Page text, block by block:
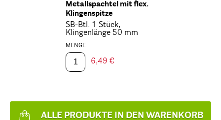
Metallspachtel mit flex.
Klingenspitze
SB-Btl. 1 Stück,
Klingenlänge 50 mm
MENGE
6,49 €
ALLE PRODUKTE IN DEN WARENKORB